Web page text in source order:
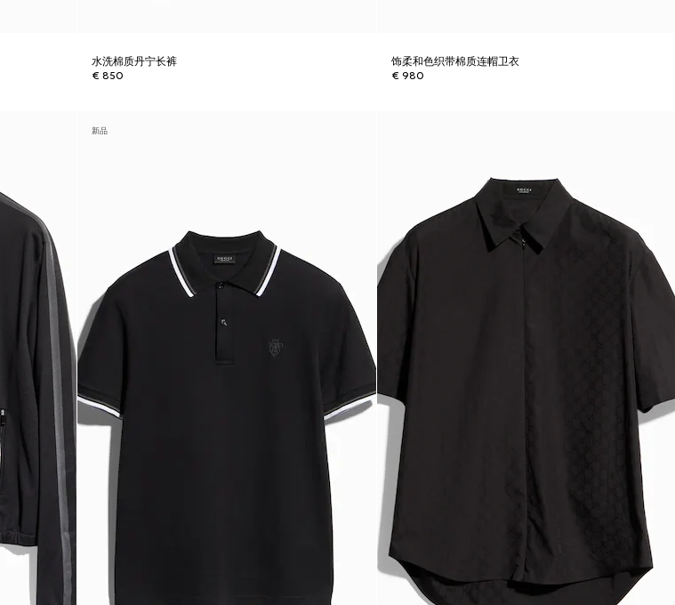
水洗棉质丹宁长裤
€ 850
饰柔和色织带棉质连帽卫衣
€ 980
新品